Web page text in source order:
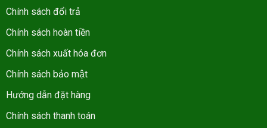
Chính sách đổi trả
Chính sách hoàn tiền
Chính sách xuất hóa đơn
Chính sách bảo mật
Hướng dẫn đặt hàng
Chính sách thanh toán